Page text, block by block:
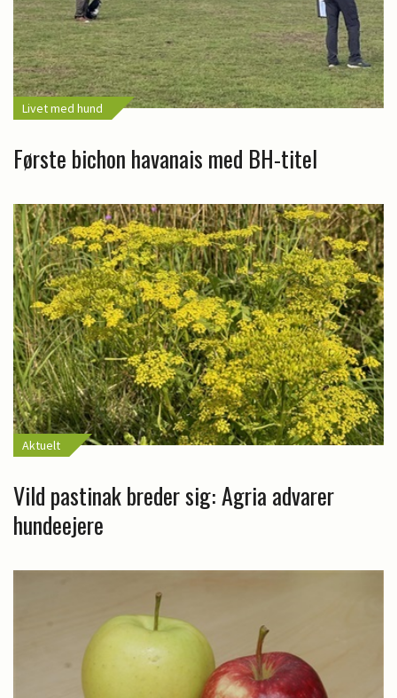
Livet med hund
Første bichon havanais med BH-titel
Aktuelt
Vild pastinak breder sig: Agria advarer
hundeejere